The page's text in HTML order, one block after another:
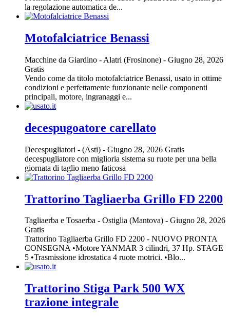
la regolazione automatica de...
Motofalciatrice Benassi
Macchine da Giardino - Alatri (Frosinone) - Giugno 28, 2026
Gratis
Vendo come da titolo motofalciatrice Benassi, usato in ottime
condizioni e perfettamente funzionante nelle componenti
principali, motore, ingranaggi e...
decespugoatore carellato
Decespugliatori - (Asti) - Giugno 28, 2026 Gratis
decespugliatore con miglioria sistema su ruote per una bella
giornata di taglio meno faticosa
Trattorino Tagliaerba Grillo FD 2200
Tagliaerba e Tosaerba - Ostiglia (Mantova) - Giugno 28, 2026
Gratis
Trattorino Tagliaerba Grillo FD 2200 - NUOVO PRONTA
CONSEGNA •Motore YANMAR 3 cilindri, 37 Hp. STAGE
5 •Trasmissione idrostatica 4 ruote motrici. •Blo...
Trattorino Stiga Park 500 WX
trazione integrale